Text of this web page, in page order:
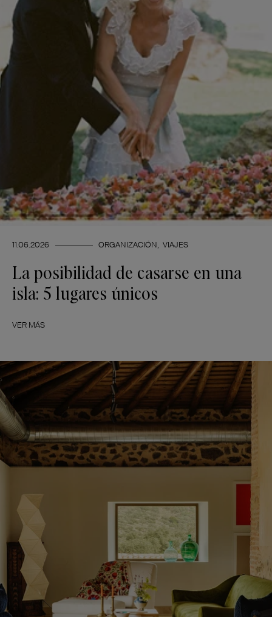
11.06.2026 ORGANIZACIÓN VIAJES
La posibilidad de casarse en una
isla: 5 lugares únicos
VER MÁS